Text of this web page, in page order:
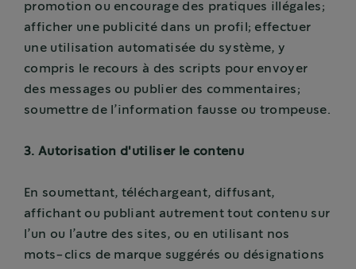
promotion ou encourage des pratiques illégales;
afficher une publicité dans un profil; effectuer
une utilisation automatisée du système, y
compris le recours à des scripts pour envoyer
des messages ou publier des commentaires;
soumettre de l’information fausse ou trompeuse.
3. Autorisation d'utiliser le contenu
En soumettant, téléchargeant, diffusant,
affichant ou publiant autrement tout contenu sur
l’un ou l’autre des sites, ou en utilisant nos
mots-clics de marque suggérés ou désignations